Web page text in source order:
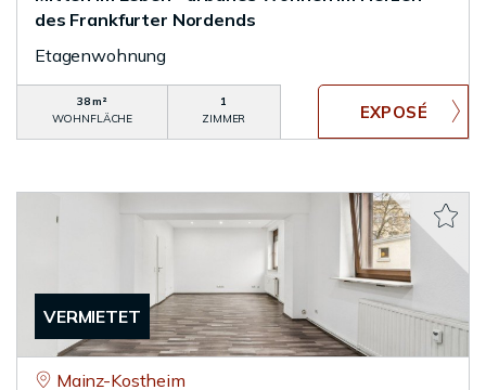
des Frankfurter Nordends
Etagenwohnung
38 m²
WOHNFLÄCHE
1
ZIMMER
VERMIETET
Mainz-Kostheim